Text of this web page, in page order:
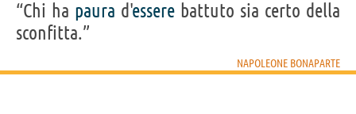
“Chi ha paura d'essere battuto sia certo della
sconfitta.”
NAPOLEONE BONAPARTE